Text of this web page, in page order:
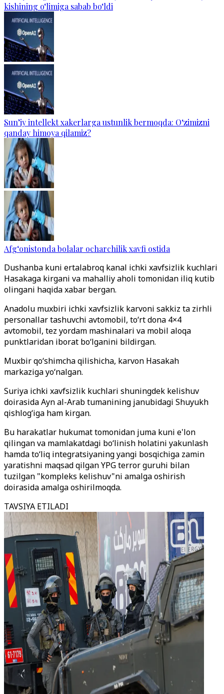
kishining o‘limiga sabab bo‘ldi
Sun’iy intellekt xakerlarga ustunlik bermoqda: O‘zimizni
qanday himoya qilamiz?
Afg‘onistonda bolalar ocharchilik xavfi ostida
Dushanba kuni ertalabroq kanal ichki xavfsizlik kuchlari
Hasakaga kirgani va mahalliy aholi tomonidan iliq kutib
olingani haqida xabar bergan.
Anadolu muxbiri ichki xavfsizlik karvoni sakkiz ta zirhli
personallar tashuvchi avtomobil, to‘rt dona 4×4
avtomobil, tez yordam mashinalari va mobil aloqa
punktlaridan iborat bo‘lganini bildirgan.
Muxbir qo‘shimcha qilishicha, karvon Hasakah
markaziga yo‘nalgan.
Suriya ichki xavfsizlik kuchlari shuningdek kelishuv
doirasida Ayn al-Arab tumanining janubidagi Shuyukh
qishlog‘iga ham kirgan.
Bu harakatlar hukumat tomonidan juma kuni e'lon
qilingan va mamlakatdagi bo‘linish holatini yakunlash
hamda to‘liq integratsiyaning yangi bosqichiga zamin
yaratishni maqsad qilgan YPG terror guruhi bilan
tuzilgan "kompleks kelishuv"ni amalga oshirish
doirasida amalga oshirilmoqda.
TAVSIYA ETILADI